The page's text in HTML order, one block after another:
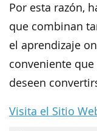
Por esta razón,
que combinan
el aprendizaje
conveniente
deseen
Visita el Sitio